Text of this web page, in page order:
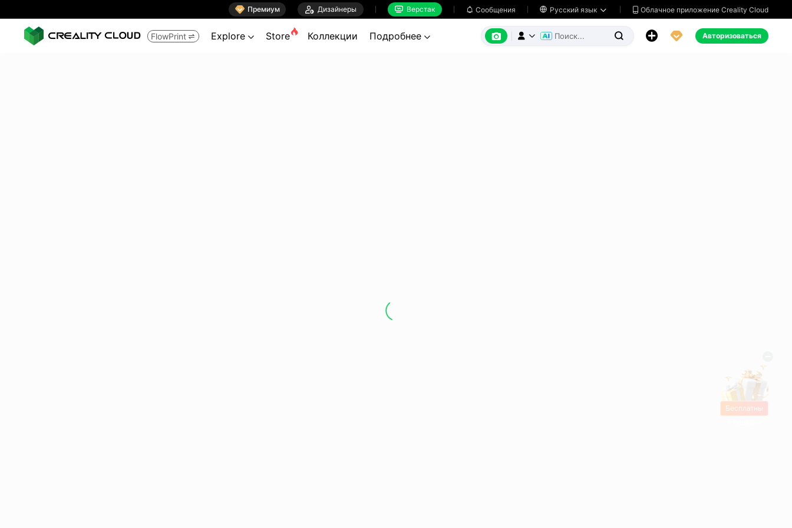
 Премиум  Дизайнеры  Верстак  Сообщения  Русский язык   Облачное приложение Creality Cloud
FlowPrint  Explore  Store Коллекции Подробнее        Авторизоваться
Бесплатны